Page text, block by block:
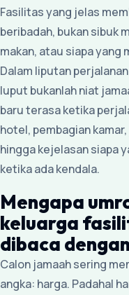
Fasilitas yang jelas
beribadah, bukan sibuk
makan, atau siapa yang
Dalam liputan
luput bukanlah niat
baru terasa ketika
hotel, pembagian
hingga kejelasan siapa
ketika ada kendala.
Mengapa
keluarga
dibaca
Calon jamaah sering
angka: harga. Padahal